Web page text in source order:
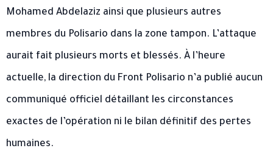
Mohamed Abdelaziz ainsi que plusieurs autres
membres du Polisario dans la zone tampon. L’attaque
aurait fait plusieurs morts et blessés. À l’heure
actuelle, la direction du Front Polisario n’a publié aucun
communiqué officiel détaillant les circonstances
exactes de l’opération ni le bilan définitif des pertes
humaines.